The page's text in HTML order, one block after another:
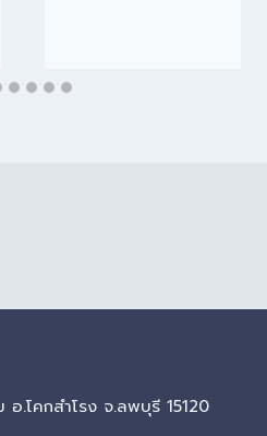
.โคกสำโรง จ.ลพบุรี 15120